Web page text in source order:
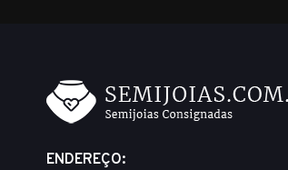
ENDEREÇO: